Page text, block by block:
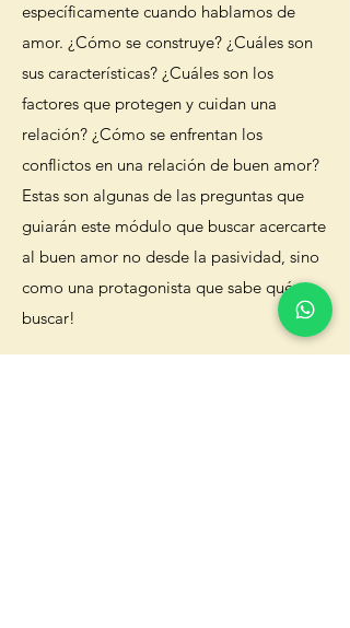
específicamente cuando hablamos de
amor. ¿Cómo se construye? ¿Cuáles son
sus características? ¿Cuáles son los
factores que protegen y cuidan una
relación? ¿Cómo se enfrentan los
conflictos en una relación de buen amor?
Estas son algunas de las preguntas que
guiarán este módulo que buscar acercarte
al buen amor no desde la pasividad, sino
como una protagonista que sabe qué
buscar!